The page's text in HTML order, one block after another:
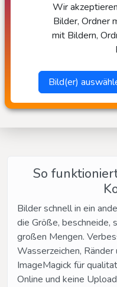
Wir
Bilder, Ordner
mit Bildern,
Bild(er)
So
Bilder schnell in ein
die Größe, beschneide,
großen Mengen.
Wasserzeichen,
ImageMagick für
Online und keine